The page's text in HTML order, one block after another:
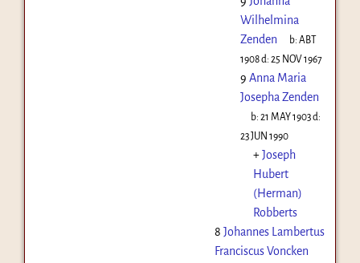
Wilhelmina
Zenden
b:ABT
1908d: 25 NOV 1967
9 Anna Maria
Josepha Zenden
b:21 MAY 1903d:
23 JUN 1990
+Joseph
Hubert
(Herman)
Robberts
8 Johannes Lambertus
Franciscus Voncken